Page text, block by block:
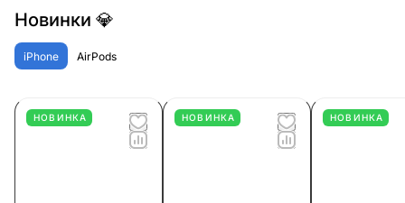
Новинки 💎
iPhone AirPods
НОВИНКА НОВИНКА НОВИНКА